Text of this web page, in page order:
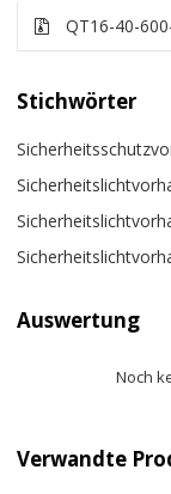
QT16-40-
Stichwörter
Auswertung
Noch
Verwandte